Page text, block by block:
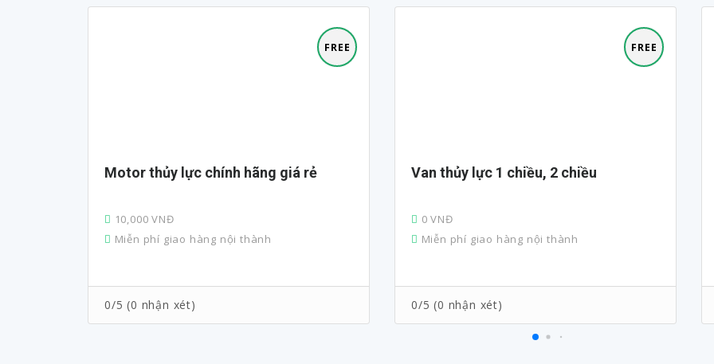
FREE
Motor thủy lực chính hãng giá rẻ
10,000 VNĐ
Miễn phí giao hàng nội thành
0/5 (0 nhận xét)
FREE
Van thủy lực 1 chiều, 2 chiều
0 VNĐ
Miễn phí giao hàng nội thành
0/5 (0 nhận xét)